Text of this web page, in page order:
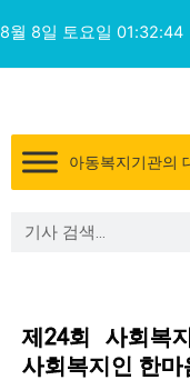
텐
츠
8월 8일 토요일 01:32:45
아동복지기관의
Search
제24회 사회복
사회복지인 한마